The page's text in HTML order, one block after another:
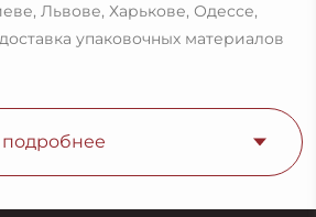
Львове, Харькове, Одессе,
упаковочных материалов
подробнее